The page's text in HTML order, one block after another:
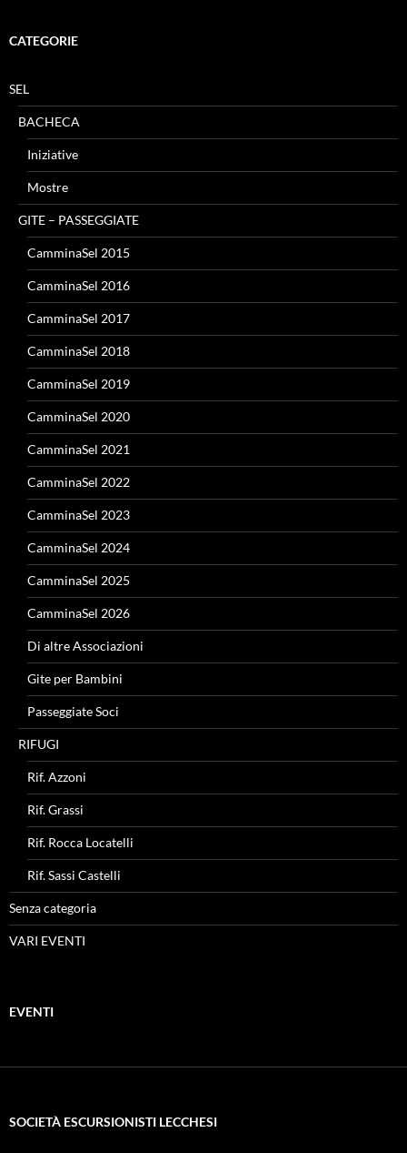
CATEGORIE
SEL
BACHECA
Iniziative
Mostre
GITE – PASSEGGIATE
CamminaSel 2015
CamminaSel 2016
CamminaSel 2017
CamminaSel 2018
CamminaSel 2019
CamminaSel 2020
CamminaSel 2021
CamminaSel 2022
CamminaSel 2023
CamminaSel 2024
CamminaSel 2025
CamminaSel 2026
Di altre Associazioni
Gite per Bambini
Passeggiate Soci
RIFUGI
Rif. Azzoni
Rif. Grassi
Rif. Rocca Locatelli
Rif. Sassi Castelli
Senza categoria
VARI EVENTI
EVENTI
SOCIETÀ ESCURSIONISTI LECCHESI